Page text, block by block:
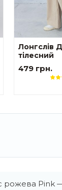
Лонгслів
тілесний
479 грн.
рожева Pink